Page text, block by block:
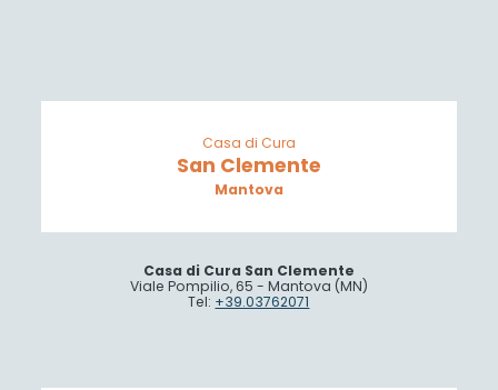
Casa di Cura
San Clemente
Mantova
Casa di Cura San Clemente
Viale Pompilio, 65 - Mantova (MN)
Tel: +39.03762071